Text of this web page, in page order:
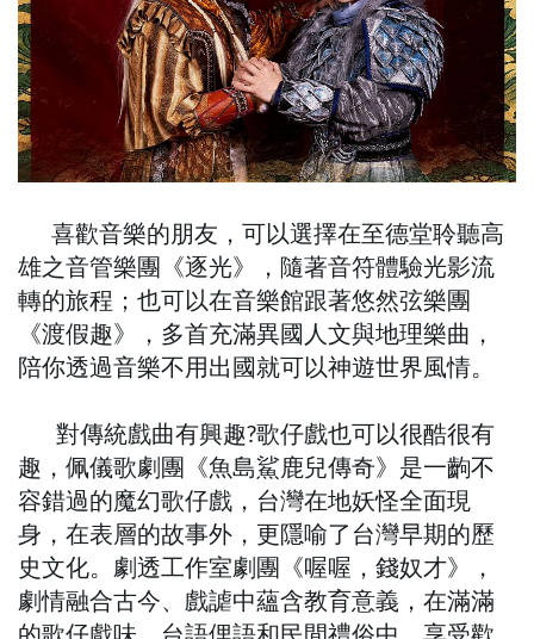
喜歡音樂的朋友，可以選擇在至德堂聆聽高
雄之音管樂團《逐光》，隨著音符體驗光影流
轉的旅程；也可以在音樂館跟著悠然弦樂團
《渡假趣》，多首充滿異國人文與地理樂曲，
陪你透過音樂不用出國就可以神遊世界風情。
對傳統戲曲有興趣?歌仔戲也可以很酷很有
趣，佩儀歌劇團《魚島鯊鹿兒傳奇》是一齣不
容錯過的魔幻歌仔戲，台灣在地妖怪全面現
身，在表層的故事外，更隱喻了台灣早期的歷
史文化。劇透工作室劇團《喔喔，錢奴才》，
劇情融合古今、戲謔中蘊含教育意義，在滿滿
的歌仔戲味、台語俚語和民間禮俗中，享受歡